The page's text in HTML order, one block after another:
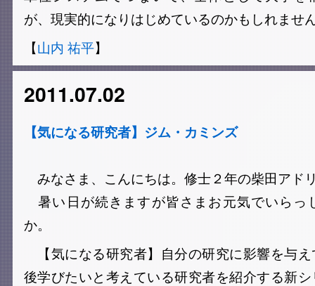
が、現実的になりはじめているのかもしれませ
【山内 祐平】
2011.07.02
【気になる研究者】ジム・カミンズ
みなさま、こんにちは。修士２年の柴田アド
暑い日が続きますが皆さまお元気でいらっ
か。
【気になる研究者】自分の研究に影響を与
後学びたいと考えている研究者を紹介する新